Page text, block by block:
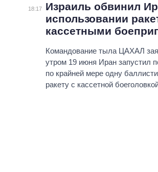
18:17
Израиль обвинил
использовании
кассетными
Командование тыла ЦАХАЛ
утром 19 июня Иран запустил
по крайней мере одну
ракету с кассетной